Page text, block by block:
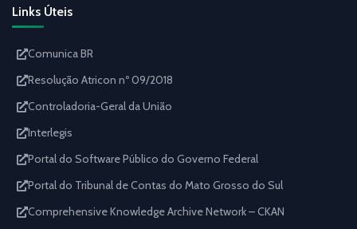
Links Úteis
Comunica BR
Resolução Atricon nº 09/2018
Controladoria-Geral da União
Interlegis
Portal do Software Público do Governo Federal
Portal do Tribunal de Contas do Mato Grosso do Sul
Comprehensive Knowledge Archive Network – CKAN